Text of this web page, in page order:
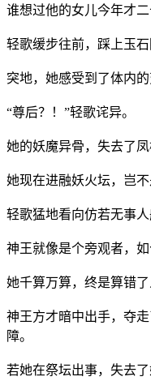
谁想过他的女儿今年才二
轻歌缓步往前，踩上玉石
突地，她感受到了体内的
“尊后？！”轻歌诧异。
她的妖魔异骨，失去了凤
她现在进融妖火坛，岂
轻歌猛地看向仿若无事人
神王就像是个旁观者，
她千算万算，终是算错了
神王方才暗中出手，夺
障。
若她在祭坛出事，失去